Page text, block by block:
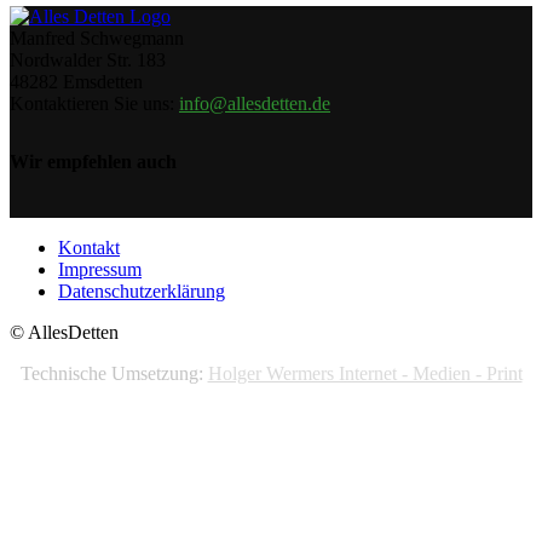
info@allesdetten.de
Kontakt
Impressum
Datenschutzerklärung
© AllesDetten
Technische Umsetzung: Holger Wermers Internet - Medien - Print